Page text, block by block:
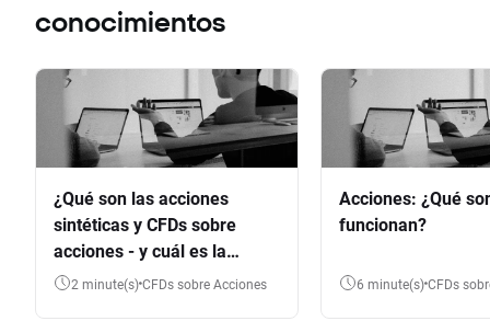
conocimientos
¿Qué son las acciones
sintéticas y CFDs sobre
acciones - y cuál es la
diferencia?
2 minute(s) CFDs sobre Acciones
Acciones: ¿Qué
funcionan?
6 minute(s) CFDs